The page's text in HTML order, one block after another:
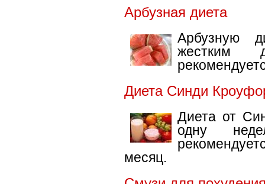
Арбузная диета
Арбузную
жестким
Диета Синди
Диета от
одну
месяц.